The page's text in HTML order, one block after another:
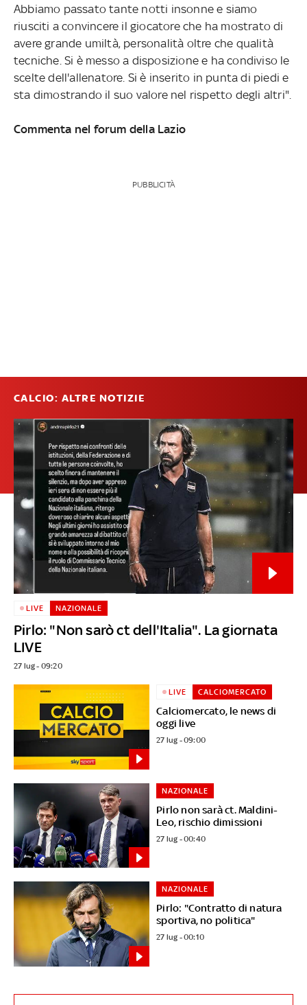
Abbiamo passato tante notti insonne e siamo
riusciti a convincere il giocatore che ha mostrato di
avere grande umiltà, personalità oltre che qualità
tecniche. Si è messo a disposizione e ha condiviso le
scelte dell'allenatore. Si è inserito in punta di piedi e
sta dimostrando il suo valore nel rispetto degli altri".
Commenta nel forum della Lazio
PUBBLICITÀ
CALCIO: ALTRE NOTIZIE
Pirlo: "Non sarò ct dell'Italia". La giornata
LIVE
LIVE NAZIONALE
27 lug - 09:20
Calciomercato, le news di
oggi live
LIVE CALCIOMERCATO
27 lug - 09:00
Pirlo non sarà ct. Maldini-
Leo, rischio dimissioni
NAZIONALE
27 lug - 00:40
Pirlo: "Contratto di natura
sportiva, no politica"
NAZIONALE
27 lug - 00:10